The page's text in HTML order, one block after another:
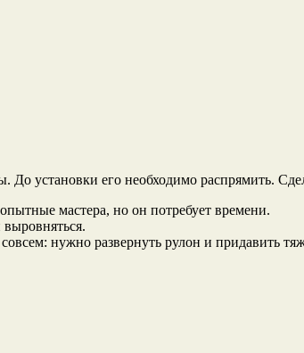
До установки его необходимо распрямить.
мастера, но он потребует времени.
нужно развернуть рулон и придавить